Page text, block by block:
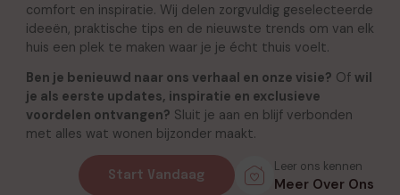
comfort en inspiratie. Wij delen zorgvuldig geselecteerde
ideeën, praktische tips en de nieuwste trends om van elk
huis een plek te maken waar je je écht thuis voelt.
Ben je benieuwd naar ons verhaal en onze visie? Of wil
je als eerste updates, inspiratie en exclusieve
voordelen ontvangen? Sluit je aan en blijf verbonden
met alles wat wonen bijzonder maakt.
Start Vandaag
Leer ons kennen
Meer Over Ons